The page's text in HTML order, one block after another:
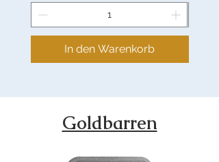
In den Warenkorb
Goldbarren